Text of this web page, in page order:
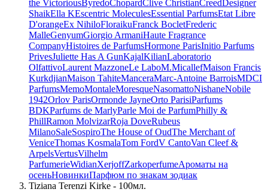
the VictoriousByredoChopardClive ChristianCreedDesigner
ShaikElla KEscentric MoleculesEssential ParfumsEtat Libre
D'orangeEx NihiloFloraikuFranck BocletFrederic
MalleGenyumGiorgio ArmaniHaute Fragrance
CompanyHistoires de ParfumsHormone ParisInitio Parfums
PrivesJuliette Has A GunKajalKilianLaboratorio
OlfattivoLaurent MazzoneLe LaboM.MicallefMaison Francis
KurkdjianMaison TahiteManceraMarc-Antoine BarroisMDCI
ParfumsMemoMontaleMoresqueNasomattoNishaneNobile
1942Orlov ParisOrmonde JayneOrto ParisiParfums
BDKParfums de MarlyParle Moi de ParfumPhilly &
PhillRamon MolvizarRoja DoveRubeus
MilanoSaleSospiroThe House of OudThe Merchant of
VeniceThomas KosmalaTom FordV CantoVan Cleef &
ArpelsVertusVilhelm
ParfumerieWidianXerjoffZarkoperfumeАроматы на
осеньНовинкиПарфюм по знакам зодиак
Tiziana Terenzi Kirke - 100мл.